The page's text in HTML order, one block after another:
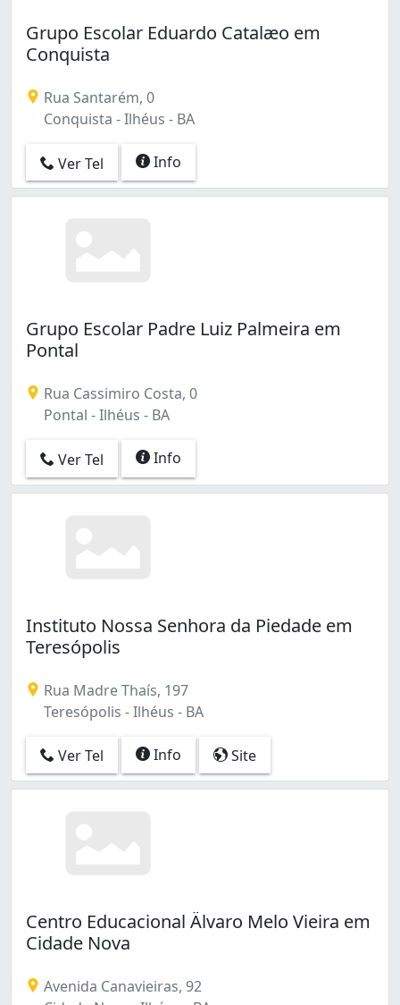
Grupo Escolar Eduardo Catalæo em
Conquista
Rua Santarém, 0
Conquista - Ilhéus - BA
Ver Tel Info
Grupo Escolar Padre Luiz Palmeira em
Pontal
Rua Cassimiro Costa, 0
Pontal - Ilhéus - BA
Ver Tel Info
Instituto Nossa Senhora da Piedade em
Teresópolis
Rua Madre Thaís, 197
Teresópolis - Ilhéus - BA
Ver Tel Info Site
Centro Educacional Älvaro Melo Vieira em
Cidade Nova
Avenida Canavieiras, 92